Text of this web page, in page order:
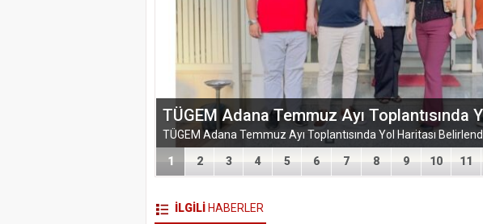
EĞİTİM-BİR-SEN ADANA ŞUBESİ’NDEN
VEFA VE DAYANIŞMA ÇIKARMASI
1 2 3 4 5 6 7 8 9 10 11
İLGİLİHABERLER